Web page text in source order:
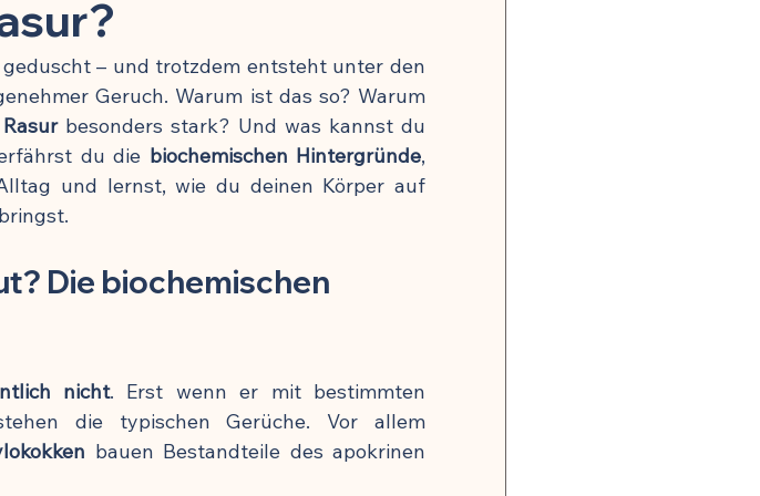
Zellbiologie & Langlebigkeit
Gehirn, Nerven & mentale Gesundheit
Ernährung & Zellgesundheit
🍽️ Rezepte für Schlafqualität
– und trotzdem entsteht unter den
Geruch. Warum ist das so? Warum
besonders stark? Und was kannst du
du die biochemischen Hintergründe,
und lernst, wie du deinen Körper auf
Die biochemischen
nicht
die typischen Gerüche. Vor allem
bauen Bestandteile des apokrinen